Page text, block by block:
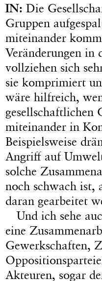
IN: Die
Gruppen
miteinander
Veränderungen in
vollziehen sich
sie komprimiert
wäre hilfreich,
gesellschaftlichen
miteinander in
Beispielsweise
Angriff auf
solche
noch schwach ist,
daran gearbeitet
Und ich sehe
eine
Gewerkschaften,
Akteuren, sogar